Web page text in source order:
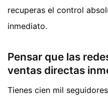
recuperas el control
inmediato.
Pensar que las
ventas directas
Tienes cien mil